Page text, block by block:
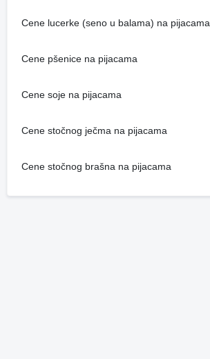
Cene lucerke (seno u balama) na pijacama
Cene pšenice na pijacama
Cene soje na pijacama
Cene stočnog ječma na pijacama
Cene stočnog brašna na pijacama